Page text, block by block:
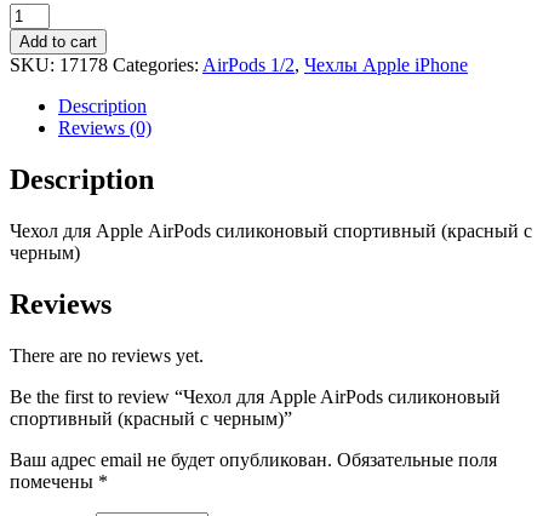
Чехол
для
Apple
AirPods
силиконовый
спортивный
(красный
с
черным)
Add to cart
SKU: 17178 Categories: AirPods 1/2, Чехлы Apple iPhone
Description
Reviews (0)
Description
Чехол для Apple AirPods силиконовый спортивный (красный с
черным)
Reviews
There are no reviews yet.
Be the first to review “Чехол для Apple AirPods силиконовый
спортивный (красный с черным)”
Ваш адрес email не будет опубликован. Обязательные поля
помечены *